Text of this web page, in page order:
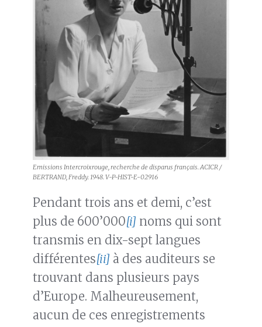
Emissions Intercroixrouge, recherche de disparus français. ACICR /
BERTRAND, Freddy. 1948. V-P-HIST-E-02916
Pendant trois ans et demi, c’est
plus de 600’000[i] noms qui sont
transmis en dix-sept langues
différentes[ii] à des auditeurs se
trouvant dans plusieurs pays
d’Europe. Malheureusement,
aucun de ces enregistrements